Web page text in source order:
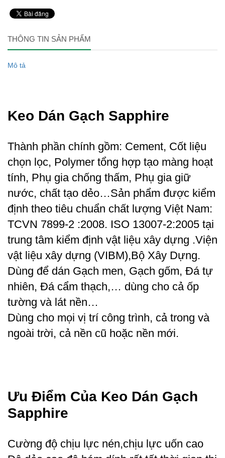
THÔNG TIN SẢN PHẨM
Mô tả
Keo Dán Gạch Sapphire
Thành phần chính gồm: Cement, Cốt liệu
chọn lọc, Polymer tổng hợp tạo màng hoạt
tính, Phụ gia chống thấm, Phụ gia giữ
nước, chất tạo dẻo…Sản phẩm được kiểm
định theo tiêu chuẩn chất lượng Việt Nam:
TCVN 7899-2 :2008. ISO 13007-2:2005 tại
trung tâm kiểm định vật liệu xây dựng .Viện
vật liệu xây dựng (VIBM),Bộ Xây Dựng.
Dùng để dán Gạch men, Gạch gốm, Đá tự
nhiên, Đá cẩm thạch,… dùng cho cả ốp
tường và lát nền…
Dùng cho mọi vị trí công trình, cả trong và
ngoài trời, cả nền cũ hoặc nền mới.
Ưu Điểm Của Keo Dán Gạch
Sapphire
Cường độ chịu lực nén,chịu lực uốn cao